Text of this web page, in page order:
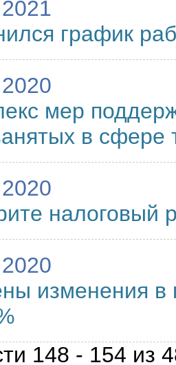
график
мер
в сфере
налоговый
изменения в
148 - 154 из